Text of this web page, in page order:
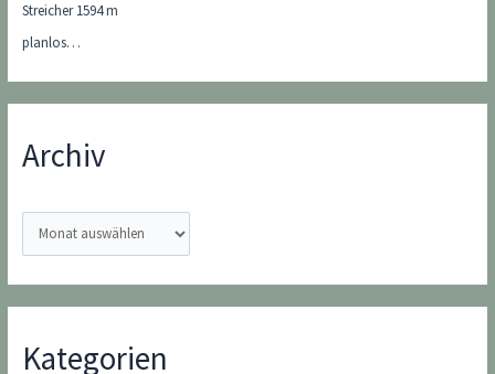
Streicher 1594 m
planlos…
Archiv
r
c
h
vKategorien